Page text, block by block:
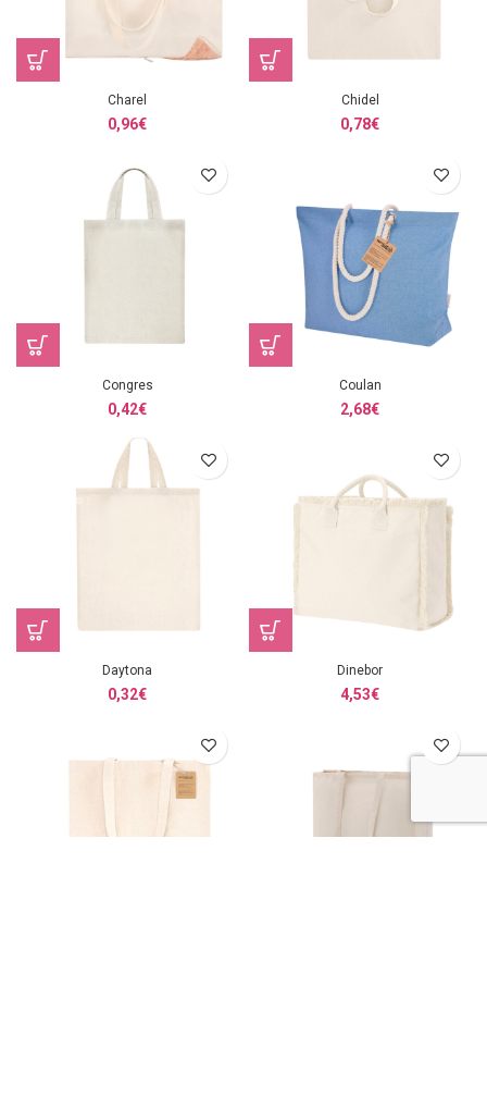
Charel
0,96€
Chidel
0,78€
Congres
0,42€
Coulan
2,68€
Daytona
0,32€
Dinebor
4,53€